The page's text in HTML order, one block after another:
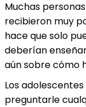
Muchas
recibieron muy
hace que solo
deberían
aún sobre cómo
Los
preguntarle